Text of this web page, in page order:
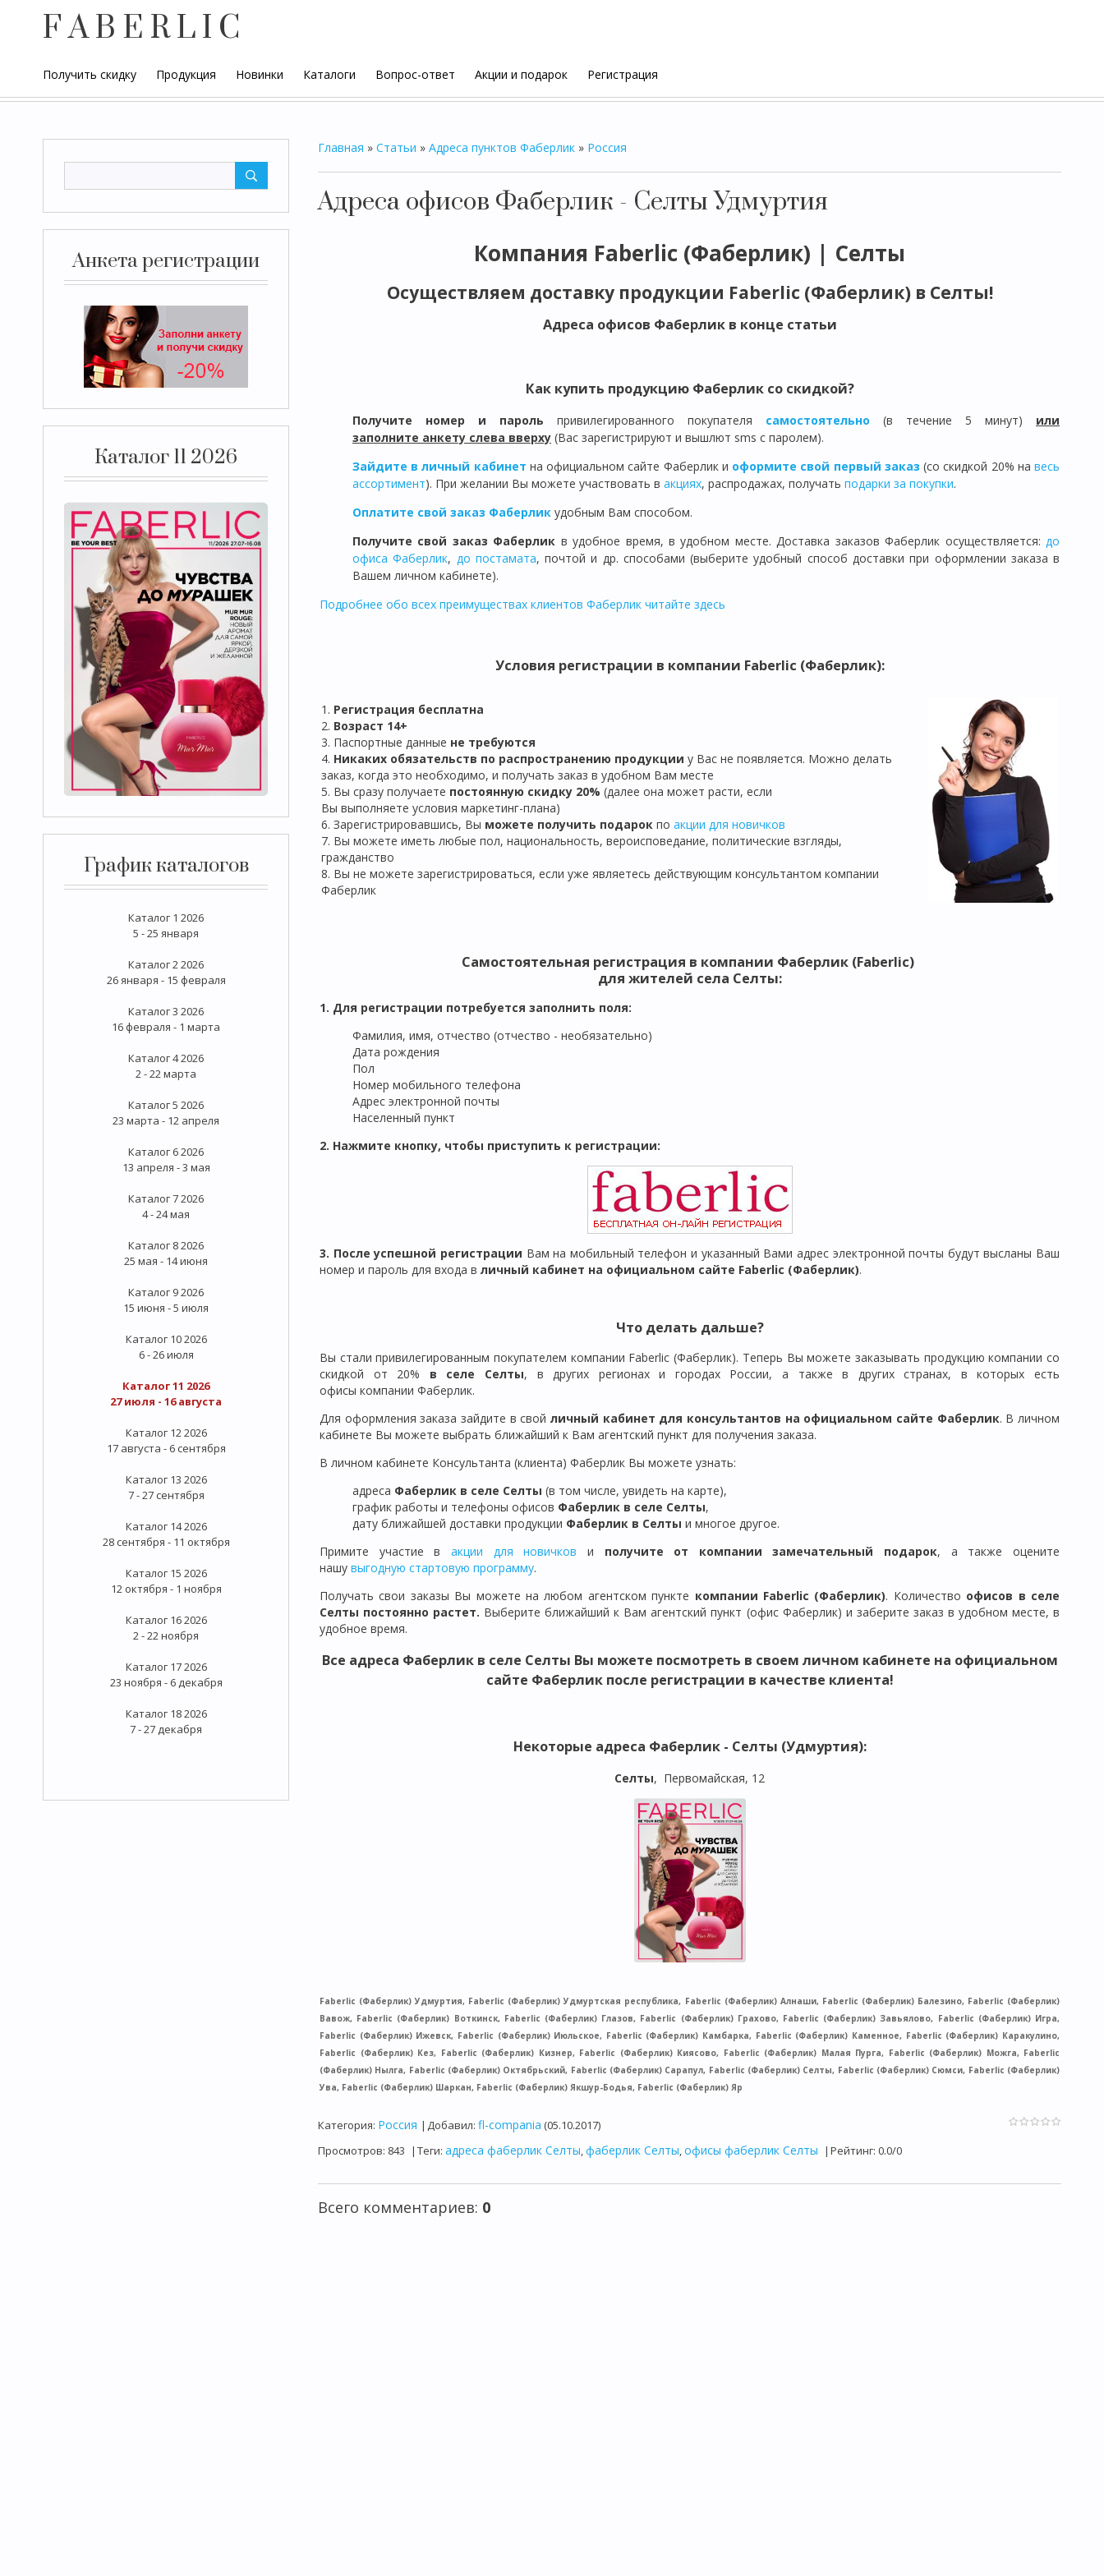
F A B E R L I C
Получить скидку Продукция Новинки Каталоги Вопрос-ответ Акции и подарок Регистрация
Анкета регистрации
Каталог 11 2026
График каталогов
Каталог 1 2026
5 - 25 января
Каталог 2 2026
26 января - 15 февраля
Каталог 3 2026
16 февраля - 1 марта
Каталог 4 2026
2 - 22 марта
Каталог 5 2026
23 марта - 12 апреля
Каталог 6 2026
13 апреля - 3 мая
Каталог 7 2026
4 - 24 мая
Каталог 8 2026
25 мая - 14 июня
Каталог 9 2026
15 июня - 5 июля
Каталог 10 2026
6 - 26 июля
Каталог 11 2026
27 июля - 16 августа
Каталог 12 2026
17 августа - 6 сентября
Каталог 13 2026
7 - 27 сентября
Каталог 14 2026
28 сентября - 11 октября
Каталог 15 2026
12 октября - 1 ноября
Каталог 16 2026
2 - 22 ноября
Каталог 17 2026
23 ноября - 6 декабря
Каталог 18 2026
7 - 27 декабря
Главная » Статьи » Адреса пунктов Фаберлик » Россия
Адреса офисов Фаберлик - Селты Удмуртия
Компания Faberlic (Фаберлик) | Селты
Осуществляем доставку продукции Faberlic (Фаберлик) в Селты!
Адреса офисов Фаберлик в конце статьи
Как купить продукцию Фаберлик со скидкой?
Получите номер и пароль привилегированного покупателя самостоятельно (в течение 5 минут) или
заполните анкету слева вверху (Вас зарегистрируют и вышлют sms с паролем).
Зайдите в личный кабинет на официальном сайте Фаберлик и оформите свой первый заказ (со скидкой 20% навесь
ассортимент). При желании Вы можете участвовать в акциях, распродажах, получать подарки за покупки.
Оплатите свой заказ Фаберлик удобным Вам способом.
Получите свой заказ Фаберлик в удобное время, в удобном месте. Доставка заказов Фаберлик осуществляется:до
офиса Фаберлик, до постамата, почтой и др. способами (выберите удобный способ доставки при оформлении заказа в
Вашем личном кабинете).
Подробнее обо всех преимуществах клиентов Фаберлик читайте здесь
Условия регистрации в компании Faberlic (Фаберлик):
1. Регистрация бесплатна
2. Возраст 14+
3. Паспортные данные не требуются
4. Никаких обязательств по распространению продукции у Вас не появляется. Можно делать
заказ, когда это необходимо, и получать заказ в удобном Вам месте
5. Вы сразу получаете постоянную скидку 20% (далее она может расти, если
Вы выполняете условия маркетинг-плана)
6. Зарегистрировавшись, Вы можете получить подарок по акции для новичков
7. Вы можете иметь любые пол, национальность, вероисповедание, политические взгляды,
гражданство
8. Вы не можете зарегистрироваться, если уже являетесь действующим консультантом компании
Фаберлик
Самостоятельная регистрация в компании Фаберлик (Faberlic)
для жителей села Селты:
1. Для регистрации потребуется заполнить поля:
Фамилия, имя, отчество (отчество - необязательно)
Дата рождения
Пол
Номер мобильного телефона
Адрес электронной почты
Населенный пункт
2. Нажмите кнопку, чтобы приступить к регистрации:
3. После успешной регистрации Вам на мобильный телефон и указанный Вами адрес электронной почты будут высланы Ваш
номер и пароль для входа в личный кабинет на официальном сайте Faberlic (Фаберлик).
Что делать дальше?
Вы стали привилегированным покупателем компании Faberlic (Фаберлик). Теперь Вы можете заказывать продукцию компании со
скидкой от 20% в селе Селты, в других регионах и городах России, а также в других странах, в которых есть
офисы компании Фаберлик.
Для оформления заказа зайдите в свой личный кабинет для консультантов на официальном сайте Фаберлик. В личном
кабинете Вы можете выбрать ближайший к Вам агентский пункт для получения заказа.
В личном кабинете Консультанта (клиента) Фаберлик Вы можете узнать:
адреса Фаберлик в селе Селты (в том числе, увидеть на карте),
график работы и телефоны офисов Фаберлик в селе Селты,
дату ближайшей доставки продукции Фаберлик в Селты и многое другое.
Примите участие в акции для новичков и получите от компании замечательный подарок, а также оцените
нашу выгодную стартовую программу.
Получать свои заказы Вы можете на любом агентском пункте компании Faberlic (Фаберлик). Количество офисов в селе
Селты постоянно растет. Выберите ближайший к Вам агентский пункт (офис Фаберлик) и заберите заказ в удобном месте, в
удобное время.
Все адреса Фаберлик в селе Селты Вы можете посмотреть в своем личном кабинете на официальном
сайте Фаберлик после регистрации в качестве клиента!
Некоторые адреса Фаберлик - Селты (Удмуртия):
Селты, Первомайская, 12
Faberlic (Фаберлик) Удмуртия, Faberlic (Фаберлик) Удмуртская республика, Faberlic (Фаберлик) Алнаши, Faberlic (Фаберлик) Балезино, Faberlic (Фаберлик)
Вавож, Faberlic (Фаберлик) Воткинск, Faberlic (Фаберлик) Глазов, Faberlic (Фаберлик) Грахово, Faberlic (Фаберлик) Завьялово, Faberlic (Фаберлик) Игра,
Faberlic (Фаберлик) Ижевск, Faberlic (Фаберлик) Июльское, Faberlic (Фаберлик) Камбарка, Faberlic (Фаберлик) Каменное, Faberlic (Фаберлик) Каракулино,
Faberlic (Фаберлик) Кез, Faberlic (Фаберлик) Кизнер, Faberlic (Фаберлик) Киясово, Faberlic (Фаберлик) Малая Пурга, Faberlic (Фаберлик) Можга, Faberlic
(Фаберлик) Нылга, Faberlic (Фаберлик) Октябрьский, Faberlic (Фаберлик) Сарапул, Faberlic (Фаберлик) Селты, Faberlic (Фаберлик) Сюмси, Faberlic (Фаберлик)
Ува, Faberlic (Фаберлик) Шаркан, Faberlic (Фаберлик) Якшур-Бодья, Faberlic (Фаберлик) Яр
Категория: Россия | Добавил: fl-compania (05.10.2017)
Просмотров: 843 | Теги: адреса фаберлик Селты,фаберлик Селты,офисы фаберлик Селты | Рейтинг: 0.0/0
Всего комментариев: 0